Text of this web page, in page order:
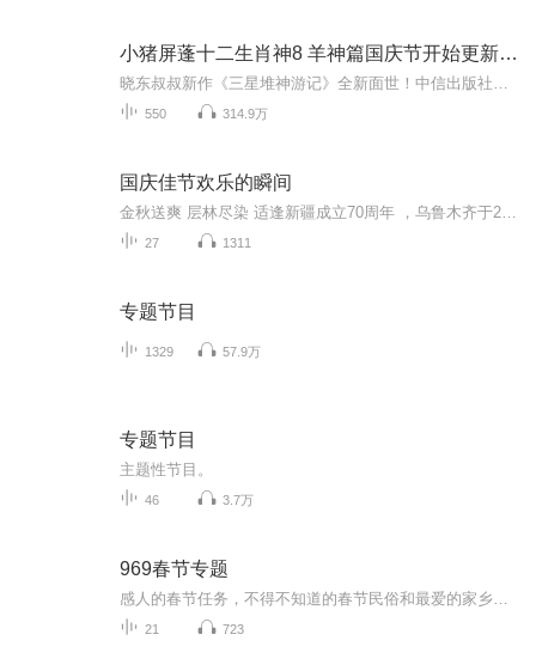
小猪屏蓬十二生肖神8 羊神篇国庆节开始更新啦！
550 314.9万
国庆佳节欢乐的瞬间
27 1311
专题节目
1329 57.9万
专题节目
主题性节目。
46 3.7万
969春节专题
21 723